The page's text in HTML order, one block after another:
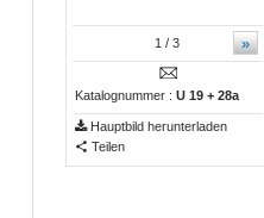
»
1 / 3
Katalognummer : U 19 + 28a
Hauptbild herunterladen
Teilen